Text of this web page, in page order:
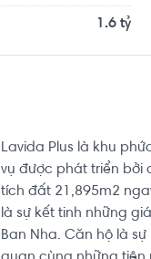
1.6 tỷ
Lavida Plus là khu
vụ được phát triển bởi
tích đất 21,895m2
là sự kết tinh những
Ban Nha. Căn hộ là